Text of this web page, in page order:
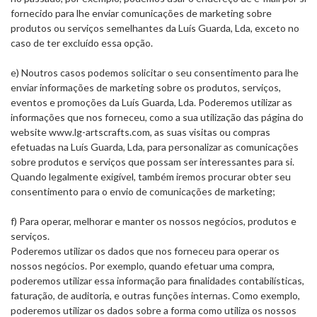
fornecido para lhe enviar comunicações de marketing sobre
produtos ou serviços semelhantes da Luís Guarda, Lda, exceto no
caso de ter excluído essa opção.
e) Noutros casos podemos solicitar o seu consentimento para lhe
enviar informações de marketing sobre os produtos, serviços,
eventos e promoções da Luís Guarda, Lda. Poderemos utilizar as
informações que nos forneceu, como a sua utilização das página do
website www.lg-artscrafts.com, as suas visitas ou compras
efetuadas na Luís Guarda, Lda, para personalizar as comunicações
sobre produtos e serviços que possam ser interessantes para si.
Quando legalmente exigível, também iremos procurar obter seu
consentimento para o envio de comunicações de marketing;
f) Para operar, melhorar e manter os nossos negócios, produtos e
serviços.
Poderemos utilizar os dados que nos forneceu para operar os
nossos negócios. Por exemplo, quando efetuar uma compra,
poderemos utilizar essa informação para finalidades contabilísticas,
faturação, de auditoria, e outras funções internas. Como exemplo,
poderemos utilizar os dados sobre a forma como utiliza os nossos